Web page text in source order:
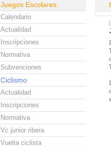
Juegos Escolares
Calendario
Actualidad
Inscripciones
Normativa
Subvenciones
Ciclismo
Actualidad
Inscripciones
Normativa
Vc junior ribera
Vuelta ciclista